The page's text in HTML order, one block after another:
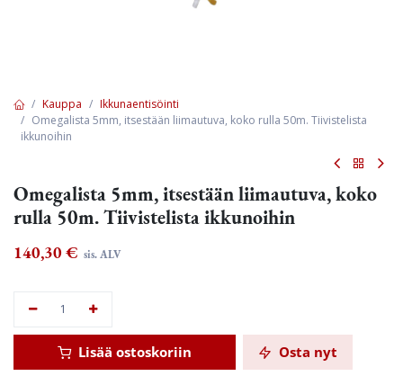
Kauppa
Ikkunaentisöinti
Omegalista 5mm, itsestään liimautuva, koko rulla 50m. Tiivistelista
ikkunoihin
Omegalista 5mm, itsestään liimautuva, koko
rulla 50m. Tiivistelista ikkunoihin
140,30 € sis. ALV
Lisää ostoskoriin Osta nyt